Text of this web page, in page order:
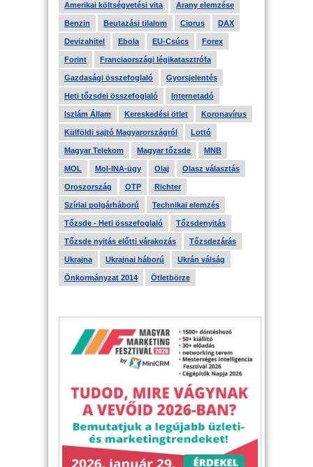
Amerikai költségvetési vita Arany elemzése
Benzin Beutazási tilalom Ciprus DAX
Devizahitel Ebola EU-Csúcs Forex
Forint Franciaországi légikatasztrófa
Gazdasági összefoglaló Gyorsjelentés
Heti tőzsdei összefoglaló Internetadó
Iszlám Állam Kereskedési ötlet Koronavírus
Külföldi sajtó Magyarországról Lottó
Magyar Telekom Magyar tőzsde MNB
MOL Mol-INA-ügy Olaj Olasz választás
Oroszország OTP Richter
Szíriai polgárháború Technikai elemzés
Tőzsde - Heti összefoglaló Tőzsdenyitás
Tőzsde nyitás előtti várakozás Tőzsdezárás
Ukrajna Ukrajnai háború Ukrán válság
Önkormányzat 2014 Ötletbörze